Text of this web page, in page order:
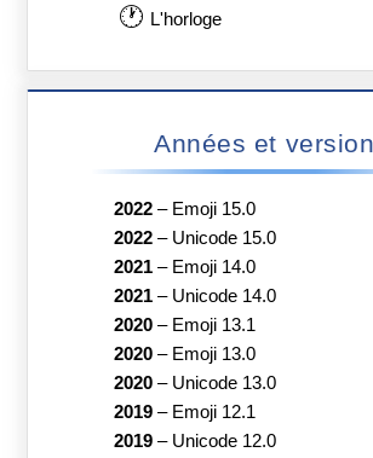
🕐 L'horloge
Années et
2022– Emoji 15.0
2022– Unicode 15.0
2021– Emoji 14.0
2021– Unicode 14.0
2020– Emoji 13.1
2020– Emoji 13.0
2020– Unicode 13.0
2019– Emoji 12.1
2019– Unicode 12.0